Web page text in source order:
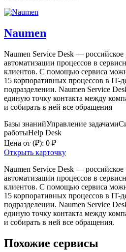
Naumen
Naumen Service Desk —
автоматизации процессов в
клиентов. С помощью сервиса
15 корпоративных процессов в IT-
подразделении. Naumen Service
единую точку контакта между
и собирать в ней все обращения
Базы знанийУправление задачами
работыHelp Desk
Цена от (₽): 0 ₽
Открыть карточку
Naumen Service Desk —
автоматизации процессов в
клиентов. С помощью сервиса
15 корпоративных процессов в IT-
подразделении. Naumen Service
единую точку контакта между
и собирать в ней все обращения.
Похожие сервисы